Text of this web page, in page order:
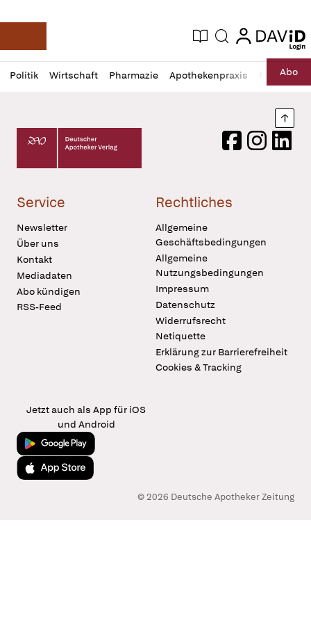
Deutsche Apotheker Zeitung
Aktuelle Ausgabe
Suche login
login
Politik Wirtschaft Pharmazie Apothekenpraxis RechtAbo
Profil
öffnen
Daz
Pur
Deutscher Apotheker Verlag Logo
FacebookInstagram
Service
Newsletter
Über uns
Kontakt
Mediadaten
Abo kündigen
RSS-Feed
Rechtliches
Allgemeine
Geschäftsbedingungen
Allgemeine
Nutzungsbedingungen
Impressum
Datenschutz
Widerrufsrecht
Netiquette
Erklärung zur Barrierefreiheit
Cookies & Tracking
Jetzt auch als App für iOS
und Android
Jetzt bei Google Play
Laden im App Store
© 2026 Deutsche Apotheker Zeitung